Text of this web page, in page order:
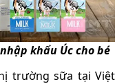
khẩu Úc cho bé
trường sữa tại Việt